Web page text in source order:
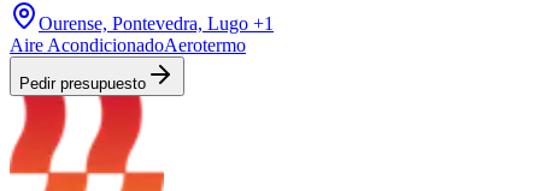
Ourense, Pontevedra, Lugo +1
Aire AcondicionadoAerotermo
Pedir presupuesto